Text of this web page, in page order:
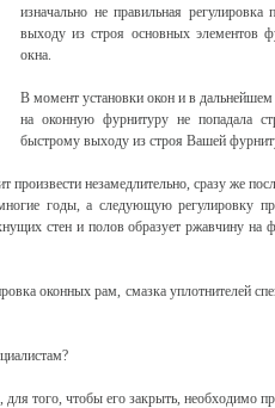
изначально не правильная
выходу из строя основных элементов
окна.
В момент установки окон и в
на оконную фурнитуру не попадала
быстрому выходу из строя Вашей
произвести незамедлительно, сразу же
годы, а следующую регулировку
стен и полов образует ржавчину на
оконных рам, смазка уплотнителей
для того, чтобы его закрыть, необходимо